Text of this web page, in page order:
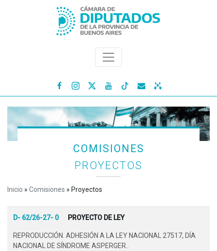
   
COMISIONES
PROYECTOS
Inicio » Comisiones » Proyectos
D- 62/26-27- 0 PROYECTO DE LEY
REPRODUCCIÓN. ADHESIÓN A LA LEY NACIONAL 27517, DÍA
NACIONAL DE SÍNDROME ASPERGER..